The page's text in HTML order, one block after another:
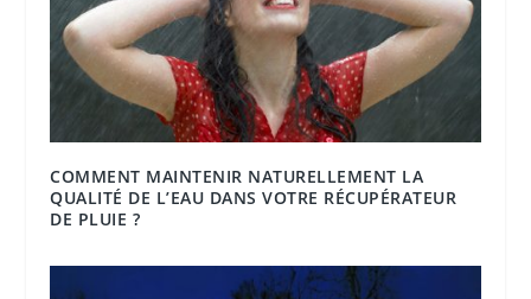
COMMENT MAINTENIR NATURELLEMENT LA
QUALITÉ DE L’EAU DANS VOTRE RÉCUPÉRATEUR
DE PLUIE ?